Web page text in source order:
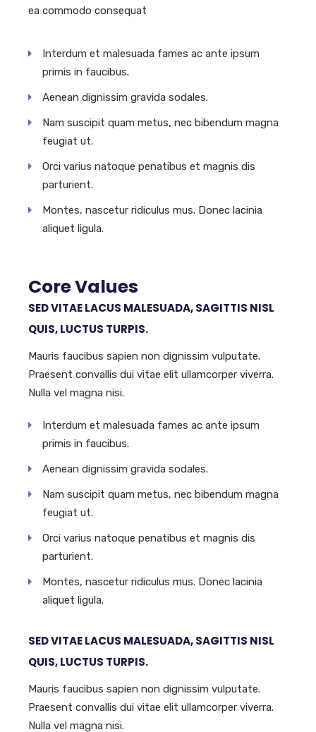
ea commodo consequat
Interdum et malesuada fames ac ante ipsum
primis in faucibus.
Aenean dignissim gravida sodales.
Nam suscipit quam metus, nec bibendum magna
feugiat ut.
Orci varius natoque penatibus et magnis dis
parturient.
Montes, nascetur ridiculus mus. Donec lacinia
aliquet ligula.
Core Values
SED VITAE LACUS MALESUADA, SAGITTIS NISL
QUIS, LUCTUS TURPIS.
Mauris faucibus sapien non dignissim vulputate.
Praesent convallis dui vitae elit ullamcorper viverra.
Nulla vel magna nisi.
Interdum et malesuada fames ac ante ipsum
primis in faucibus.
Aenean dignissim gravida sodales.
Nam suscipit quam metus, nec bibendum magna
feugiat ut.
Orci varius natoque penatibus et magnis dis
parturient.
Montes, nascetur ridiculus mus. Donec lacinia
aliquet ligula.
SED VITAE LACUS MALESUADA, SAGITTIS NISL
QUIS, LUCTUS TURPIS.
Mauris faucibus sapien non dignissim vulputate.
Praesent convallis dui vitae elit ullamcorper viverra.
Nulla vel magna nisi.